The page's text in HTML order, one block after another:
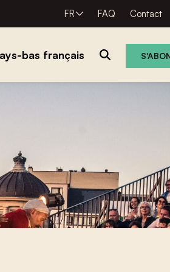
FR FAQ Contact
bas français